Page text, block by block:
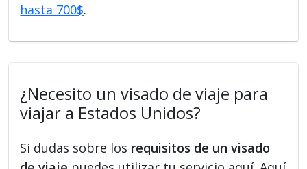
hasta 700$.
¿Necesito un visado de viaje para
viajar a Estados Unidos?
Si dudas sobre los requisitos de un visado